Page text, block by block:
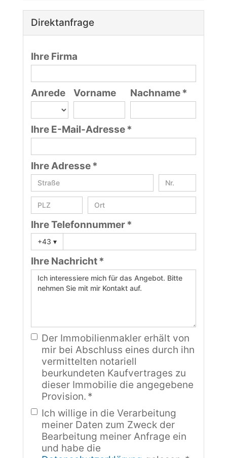
Direktanfrage
Ihre Firma
Anrede Vorname Nachname *
Ihre E-Mail-Adresse *
Ihre Adresse *
Ihre Telefonnummer *
+43 ▾
Ihre Nachricht *
Der Immobilienmakler erhält von
mir bei Abschluss eines durch ihn
vermittelten notariell
beurkundeten Kaufvertrages zu
dieser Immobilie die angegebene
Provision. *
Ich willige in die Verarbeitung
meiner Daten zum Zweck der
Bearbeitung meiner Anfrage ein
und habe die